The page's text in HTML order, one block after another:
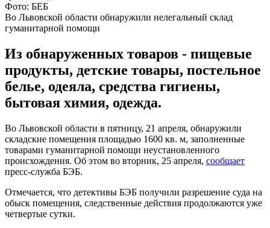
Фото: БЕБ
Во Львовской области обнаружили нелегальный склад
гуманитарной помощи
Из обнаруженных товаров - пищевые
продукты, детские товары, постельное
белье, одеяла, средства гигиены,
бытовая химия, одежда.
Во Львовской области в пятницу, 21 апреля, обнаружили
складские помещения площадью 1600 кв. м, заполненные
товарами гуманитарной помощи неустановленного
происхождения. Об этом во вторник, 25 апреля, сообщает
пресс-служба БЭБ.
Отмечается, что детективы БЭБ получили разрешение суда на
обыск помещения, следственные действия продолжаются уже
четвертые сутки.